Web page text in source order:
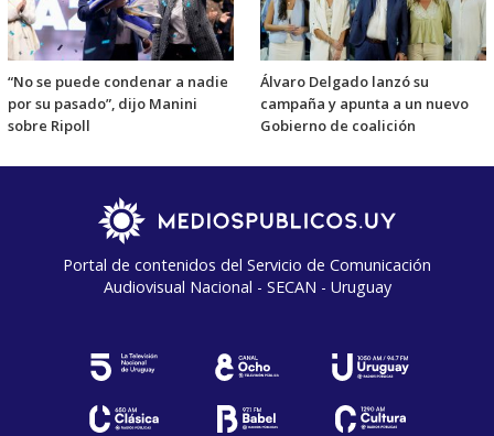
“No se puede condenar a nadie
por su pasado”, dijo Manini
sobre Ripoll
Álvaro Delgado lanzó su
campaña y apunta a un nuevo
Gobierno de coalición
Portal de contenidos del Servicio de Comunicación
Audiovisual Nacional - SECAN - Uruguay